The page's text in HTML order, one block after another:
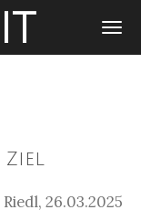
Ziel
26.03.2025